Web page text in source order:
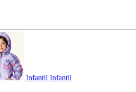
Infantil Infantil